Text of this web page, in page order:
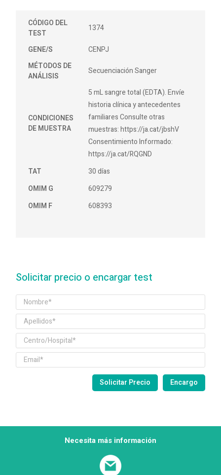
CÓDIGO DEL
TEST
1374
GENE/S
CENPJ
MÉTODOS DE
ANÁLISIS
Secuenciación Sanger
CONDICIONES
DE MUESTRA
5 mL sangre total (EDTA). Envíe
historia clínica y antecedentes
familiares Consulte otras
muestras: https://ja.cat/jbshV
Consentimiento Informado:
https://ja.cat/RQGND
TAT
30 días
OMIM G
609279
OMIM F
608393
Solicitar precio o encargar test
Necesita más información